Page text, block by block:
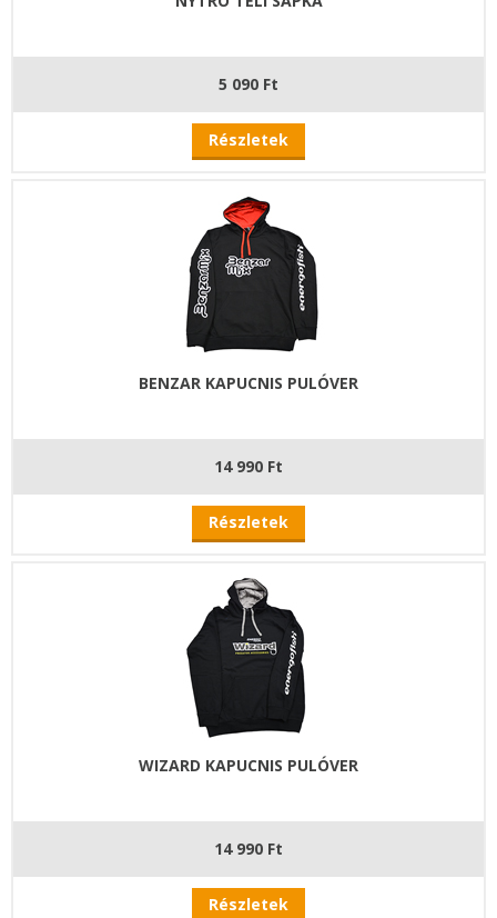
5 090 Ft
Részletek
BENZAR KAPUCNIS PULÓVER
14 990 Ft
Részletek
WIZARD KAPUCNIS PULÓVER
14 990 Ft
Részletek